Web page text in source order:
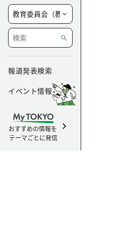
報道発表検索
イベント情報
おすすめの情報を
テーマごとに発信